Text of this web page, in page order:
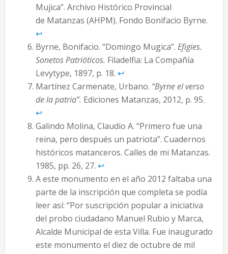
Mujica”. Archivo Histórico Provincial
de Matanzas (AHPM). Fondo Bonifacio Byrne.
↩︎
Byrne, Bonifacio. “Domingo Mugica”. Efigies.
Sonetos Patrióticos. Filadelfia: La Compañía
Levytype, 1897, p. 18. ↩︎
Martínez Carmenate, Urbano. “Byrne el verso
de la patria”. Ediciones Matanzas, 2012, p. 95.
↩︎
Galindo Molina, Claudio A. “Primero fue una
reina, pero después un patriota”. Cuadernos
históricos matanceros. Calles de mi Matanzas.
1985, pp. 26, 27. ↩︎
A este monumento en el año 2012 faltaba una
parte de la inscripción que completa se podía
leer así: “Por suscripción popular a iniciativa
del probo ciudadano Manuel Rubio y Marca,
Alcalde Municipal de esta Villa. Fue inaugurado
este monumento el diez de octubre de mil